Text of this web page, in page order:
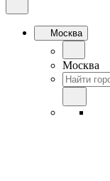
Москва
Москва